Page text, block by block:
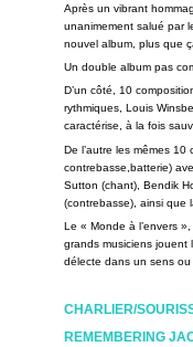
Après un vibrant
unanimement salué par
nouvel album, plus que
Un double album pas
D’un côté, 10
rythmiques, Louis
caractérise, à la fois
De l’autre les mêmes
contrebasse,batterie)
Sutton (chant), Bendik
(contrebasse), ainsi que
Le « Monde à l’envers
grands musiciens jouent
délecte dans un sens ou
CHARLIER/
REMEMBERING